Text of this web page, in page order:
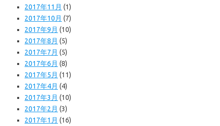
2017年11月 (1)
2017年10月 (7)
2017年9月 (10)
2017年8月 (5)
2017年7月 (5)
2017年6月 (8)
2017年5月 (11)
2017年4月 (4)
2017年3月 (10)
2017年2月 (3)
2017年1月 (16)